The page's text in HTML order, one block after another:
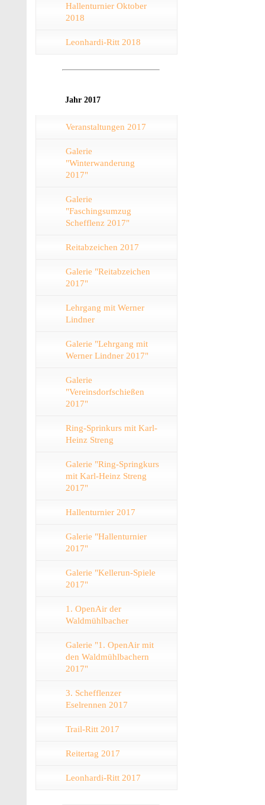
Hallenturnier Oktober
2018
Leonhardi-Ritt 2018
Jahr 2017
Veranstaltungen 2017
Galerie
"Winterwanderung
2017"
Galerie
"Faschingsumzug
Schefflenz 2017"
Reitabzeichen 2017
Galerie "Reitabzeichen
2017"
Lehrgang mit Werner
Lindner
Galerie "Lehrgang mit
Werner Lindner 2017"
Galerie
"Vereinsdorfschießen
2017"
Ring-Sprinkurs mit Karl-
Heinz Streng
Galerie "Ring-Springkurs
mit Karl-Heinz Streng
2017"
Hallenturnier 2017
Galerie "Hallenturnier
2017"
Galerie "Kellerun-Spiele
2017"
1. OpenAir der
Waldmühlbacher
Galerie "1. OpenAir mit
den Waldmühlbachern
2017"
3. Schefflenzer
Eselrennen 2017
Trail-Ritt 2017
Reitertag 2017
Leonhardi-Ritt 2017